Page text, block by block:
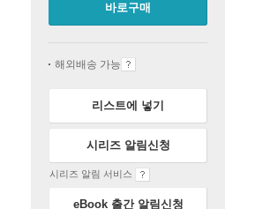
바로구매
해외배송 가능
리스트에 넣기
시리즈 알림신청
시리즈 알림 서비스
eBook 출간 알림신청